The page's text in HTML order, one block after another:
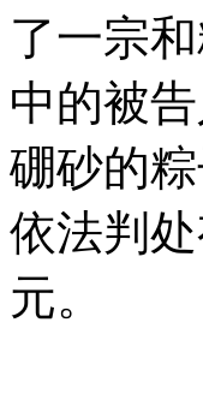
了一宗
中的被
硼砂的
依法判
元。